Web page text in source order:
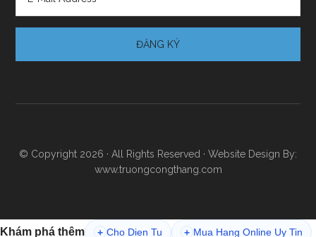
© Copyright 2026 · All Rights Reserved · Website Design By:
www.truongcongthang.com
Khám phá thêm + Cho Dien Tu + Mua Hang Online Uy Tin